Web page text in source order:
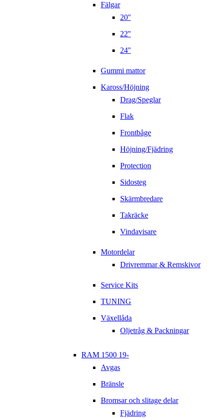
Fälgar
20''
22''
24''
Gummi mattor
Kaross/Höjning
Drag/Speglar
Flak
Frontbåge
Höjning/Fjädring
Protection
Sidosteg
Skärmbredare
Takräcke
Vindavisare
Motordelar
Drivremmar & Remskivor
Service Kits
TUNING
Växellåda
Oljetråg & Packningar
RAM 1500 19-
Avgas
Bränsle
Bromsar och slitage delar
Fjädring